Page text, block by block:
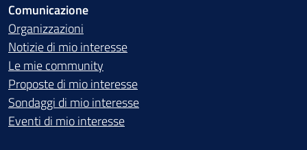
Comunicazione
Organizzazioni
Notizie di mio interesse
Le mie community
Proposte di mio interesse
Sondaggi di mio interesse
Eventi di mio interesse